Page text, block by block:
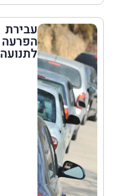
עבירת
הפרעה
לתנועה